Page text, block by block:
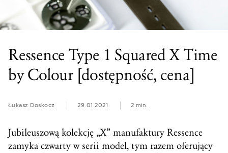
Ressence Type 1 Squared X Time
by Colour [dostępność, cena]
Łukasz Doskocz 29.01.2021 2 min.
Jubileuszową kolekcję „X” manufaktury Ressence
zamyka czwarty w serii model, tym razem oferujący